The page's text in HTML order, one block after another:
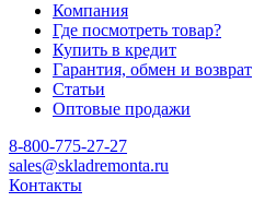
Компания
Где посмотреть товар?
Купить в кредит
Гарантия, обмен и возврат
Статьи
Оптовые продажи
8-800-775-27-27
sales@skladremonta.ru
Контакты